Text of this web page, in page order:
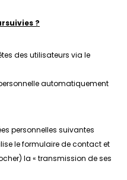
?
des utilisateurs via le
automatiquement
personnelles suivantes
le formulaire de contact et
la « transmission de ses